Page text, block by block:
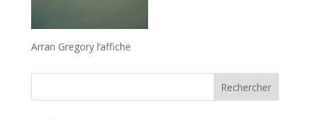
Arran Gregory l’affiche